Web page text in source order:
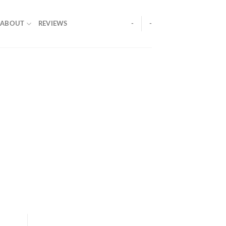
ABOUT REVIEWS - -